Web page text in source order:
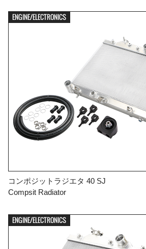
ENGINE/ELECTRONICS
コンポジットラジエタ 40 SJ
Compsit Radiator
ENGINE/ELECTRONICS